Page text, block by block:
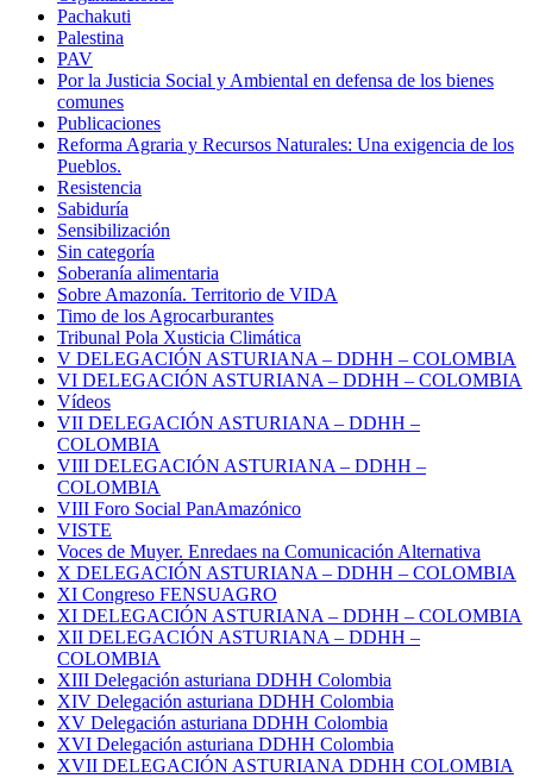
Pachakuti
Palestina
PAV
Por la Justicia Social y Ambiental en defensa de los bienes
comunes
Publicaciones
Reforma Agraria y Recursos Naturales: Una exigencia de los
Pueblos.
Resistencia
Sabiduría
Sensibilización
Sin categoría
Soberanía alimentaria
Sobre Amazonía. Territorio de VIDA
Timo de los Agrocarburantes
Tribunal Pola Xusticia Climática
V DELEGACIÓN ASTURIANA – DDHH – COLOMBIA
VI DELEGACIÓN ASTURIANA – DDHH – COLOMBIA
Vídeos
VII DELEGACIÓN ASTURIANA – DDHH –
COLOMBIA
VIII DELEGACIÓN ASTURIANA – DDHH –
COLOMBIA
VIII Foro Social PanAmazónico
VISTE
Voces de Muyer. Enredaes na Comunicación Alternativa
X DELEGACIÓN ASTURIANA – DDHH – COLOMBIA
XI Congreso FENSUAGRO
XI DELEGACIÓN ASTURIANA – DDHH – COLOMBIA
XII DELEGACIÓN ASTURIANA – DDHH –
COLOMBIA
XIII Delegación asturiana DDHH Colombia
XIV Delegación asturiana DDHH Colombia
XV Delegación asturiana DDHH Colombia
XVI Delegación asturiana DDHH Colombia
XVII DELEGACIÓN ASTURIANA DDHH COLOMBIA